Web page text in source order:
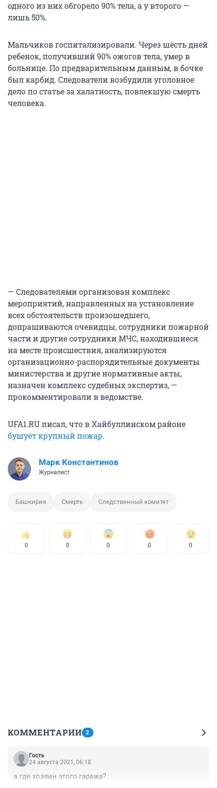
одного из них обгорело 90% тела, а у второго —
лишь 50%.
Мальчиков госпитализировали. Через шесть дней
ребенок, получивший 90% ожогов тела, умер в
больнице. По предварительным данным, в бочке
был карбид. Следователи возбудили уголовное
дело по статье за халатность, повлекшую смерть
человека.
— Следователями организован комплекс
мероприятий, направленных на установление
всех обстоятельств произошедшего,
допрашиваются очевидцы, сотрудники пожарной
части и другие сотрудники МЧС, находившиеся
на месте происшествия, анализируются
организационно-распорядительные документы
министерства и другие нормативные акты,
назначен комплекс судебных экспертиз, —
прокомментировали в ведомстве.
UFA1.RU писал, что в Хайбуллинском районе
бушует крупный пожар.
Марк Константинов
Журналист
Башкирия Смерть Следственный комитет
0 0 0 0 0
КОММЕНТАРИИ 2
Гость
24 августа 2021, 06:18
а где хозяин этого гаража?